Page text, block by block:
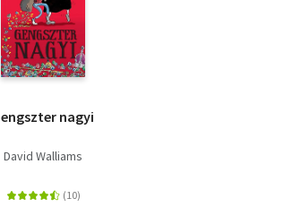
nagyi
David Walliams